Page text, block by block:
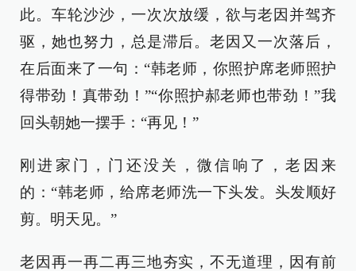
此。车轮沙沙，一次次放缓，欲与老因并驾齐
驱，她也努力，总是滞后。老因又一次落后，
在后面来了一句：“韩老师，你照护席老师照护
得带劲！真带劲！”“你照护郝老师也带劲！”我
回头朝她一摆手：“再见！”
刚进家门，门还没关，微信响了，老因来
的：“韩老师，给席老师洗一下头发。头发顺好
剪。明天见。”
老因再一再二再三地夯实，不无道理，因有前